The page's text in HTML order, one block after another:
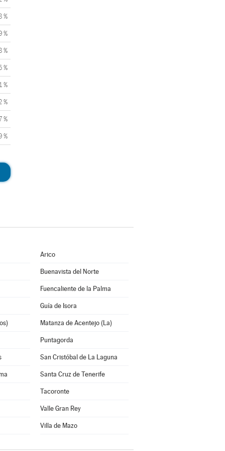
%
%
%
%
%
%
%
%
Arico
Buenavista del Norte
Fuencaliente de la Palma
Guía de Isora
Matanza de Acentejo (La)
Puntagorda
San Cristóbal de La Laguna
Santa Cruz de Tenerife
Tacoronte
Valle Gran Rey
Villa de Mazo